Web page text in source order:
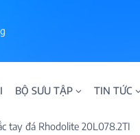
BỘ SƯU TẬP TIN TỨC
tay đá Rhodolite 20L078.2TI